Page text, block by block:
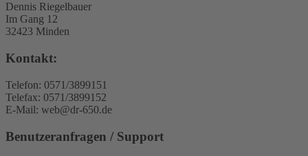
Dennis Riegelbauer
Im Gang 12
32423 Minden
Kontakt:
Telefon: 0571/3899151
Telefax: 0571/3899152
E-Mail: web@dr-650.de
Benutzeranfragen / Support